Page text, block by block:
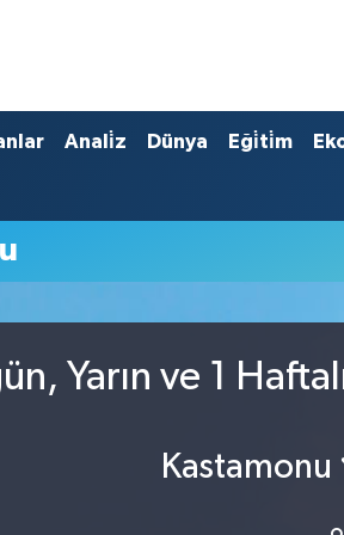
Anali̇z Dünya Eği̇ti̇m
Yarın ve 1
Kastamonu